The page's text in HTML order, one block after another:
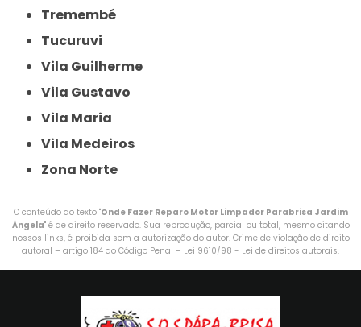
Tremembé
Tucuruvi
Vila Guilherme
Vila Gustavo
Vila Maria
Vila Medeiros
Zona Norte
O conteúdo do texto "Onde Fazer Reparo Motor Limpador Parabrisa Jardim
Ângela" é de direito reservado. Sua reprodução, parcial ou total, mesmo citando
nossos links, é proibida sem a autorização do autor. Crime de violação de direito
autoral – artigo 184 do Código Penal – Lei 9610/98 - Lei de direitos autorais.